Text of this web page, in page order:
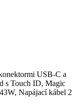
USB‑C a
s Touch ID, Magic
Napájací kábel 2